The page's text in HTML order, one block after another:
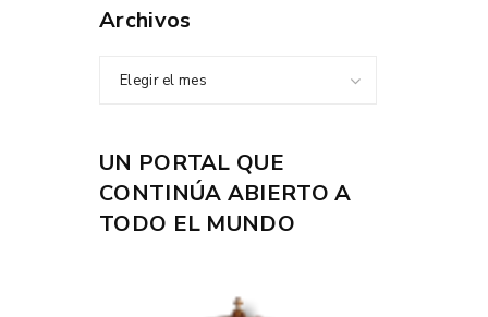
Archivos
Elegir el mes
UN PORTAL QUE
CONTINÚA ABIERTO A
TODO EL MUNDO